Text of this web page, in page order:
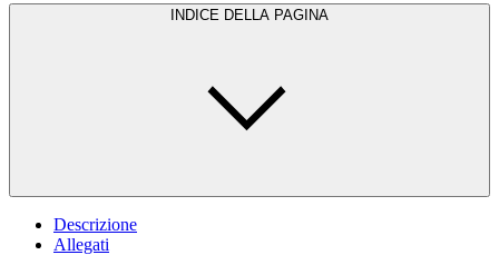
INDICE DELLA PAGINA
Descrizione
Allegati